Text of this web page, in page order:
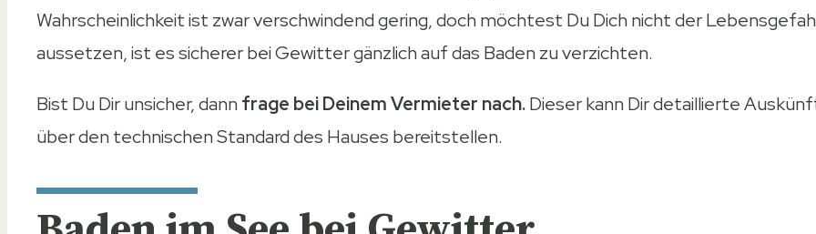
Wahrscheinlichkeit ist zwar verschwindend gering, doch möchtest Du Dich nicht der
aussetzen, ist es sicherer bei Gewitter gänzlich auf das Baden zu verzichten.
Bist Du Dir unsicher, dannfrage bei Deinem Vermieter nach.Dieser kann Dir detaillierte
über den technischen Standard des Hauses bereitstellen.